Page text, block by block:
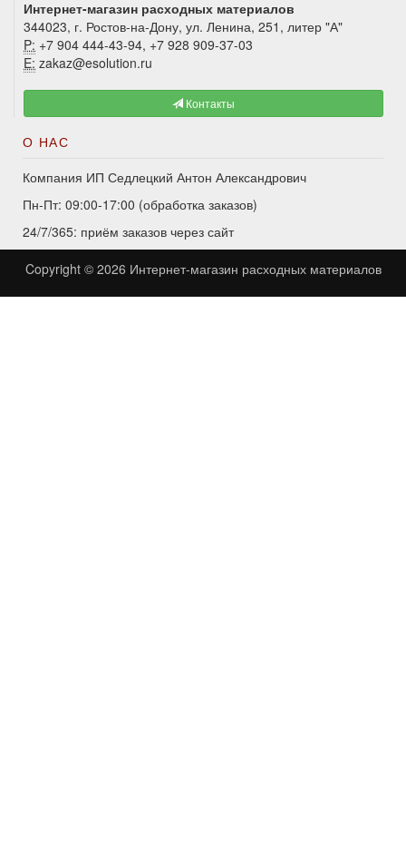
Интернет-магазин расходных материалов
344023, г. Ростов-на-Дону, ул. Ленина, 251, литер "А"
P: +7 904 444-43-94, +7 928 909-37-03
E: zakaz@esolution.ru
Контакты
О НАС
Компания ИП Седлецкий Антон Александрович
Пн-Пт: 09:00-17:00 (обработка заказов)
24/7/365: приём заказов через сайт
Copyright © 2026 Интернет-магазин расходных материалов